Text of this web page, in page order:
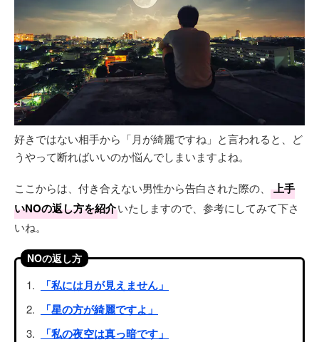
好きではない相手から「月が綺麗ですね」と言われると、ど
うやって断ればいいのか悩んでしまいますよね。
ここからは、付き合えない男性から告白された際の、
上手
いNOの返し方を紹介いたしますので、参考にしてみて下さ
いね。
NOの返し方
「私には月が見えません」
「星の方が綺麗ですよ」
「私の夜空は真っ暗です」